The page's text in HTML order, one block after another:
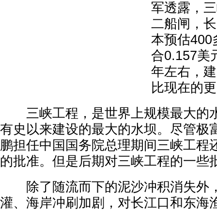
军透露，
二船闸，
本预估400
合0.157美
年左右，
比现在的
三峡工程，是世界上规模最大的
有史以来建设的最大的水坝。尽管极
鹏担任中国国务院总理期间三峡工程
的批准。但是后期对三峡工程的一些
除了随流而下的泥沙冲积消失外
灌、海岸冲刷加剧，对长江口和东海